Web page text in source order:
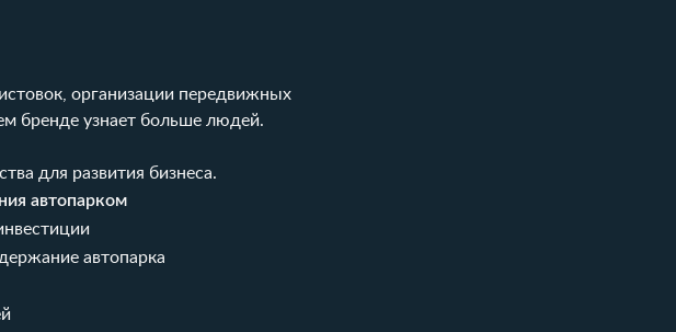
организации передвижных
бренде узнает больше людей.
для развития бизнеса.
автопарком
автопарка